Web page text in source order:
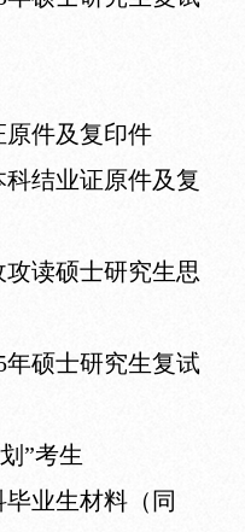
原件及复印件
科结业证原件及复
攻读硕士研究生思
年硕士研究生复试
”考生
毕业生材料（同